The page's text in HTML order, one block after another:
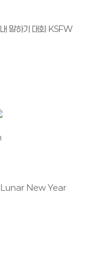
말하기 대회 KSFW
Lunar New Year